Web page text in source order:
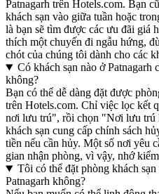
Patnagarh trên Hotels.com. Bạn
khách sạn vào giữa tuần hoặc
là bạn sẽ tìm được các ưu đãi giá
thích một chuyến đi ngẫu hứng,
chót của chúng tôi dành cho các
Có khách sạn nào ở Patnagarh
không?
Bạn có thể dễ dàng đặt được
trên Hotels.com. Chỉ việc lọc kết
nơi lưu trú", rồi chọn "Nơi lưu trú
khách sạn cung cấp chính sách
tiền nếu cần hủy. Một số nơi yêu
gian nhận phòng, vì vậy, nhớ
Tôi có thể đặt phòng khách
Patnagarh không?